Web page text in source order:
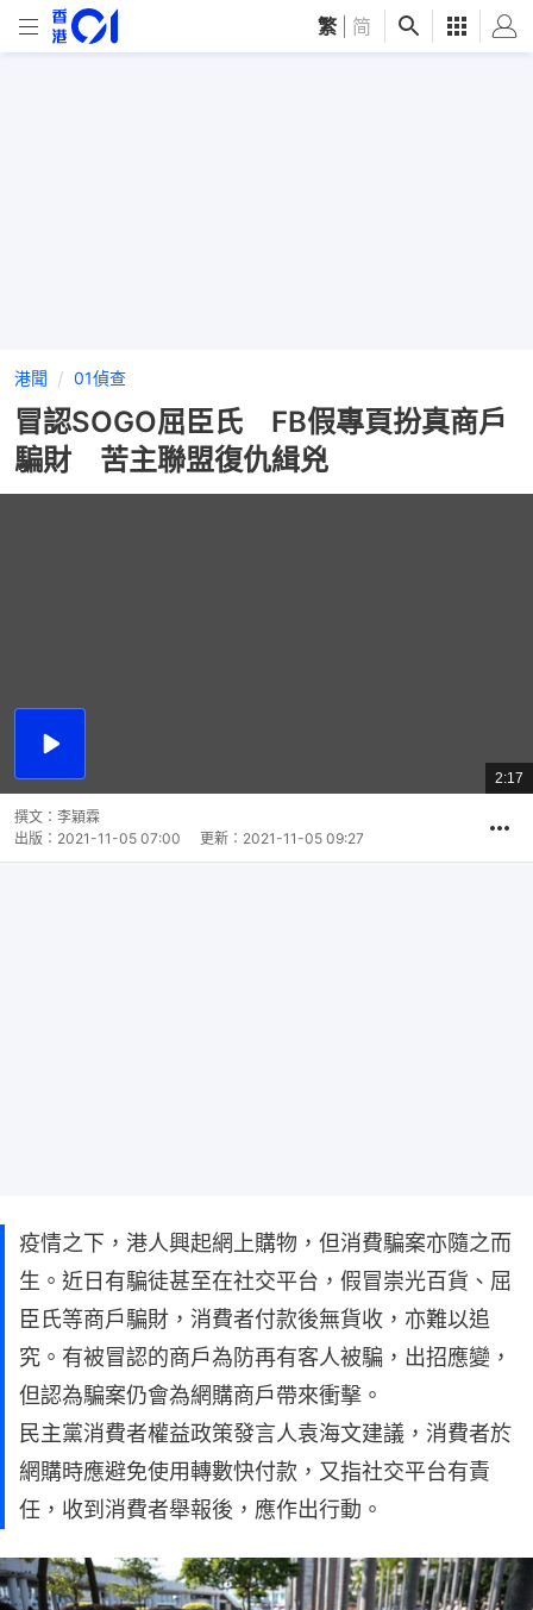
繁 简
港聞 01偵查
冒認SOGO屈臣氏 FB假專頁扮真商戶
騙財 苦主聯盟復仇緝兇
播
總
共
2:17
撰文： 李穎霖
出版： 2021-11-05 07:00 更新： 2021-11-05 09:27
疫情之下，港人興起網上購物，但消費騙案亦隨之而
生。近日有騙徒甚至在社交平台，假冒崇光百貨、屈
臣氏等商戶騙財，消費者付款後無貨收，亦難以追
究。有被冒認的商戶為防再有客人被騙，出招應變，
但認為騙案仍會為網購商戶帶來衝擊。
民主黨消費者權益政策發言人袁海文建議，消費者於
網購時應避免使用轉數快付款，又指社交平台有責
任，收到消費者舉報後，應作出行動。